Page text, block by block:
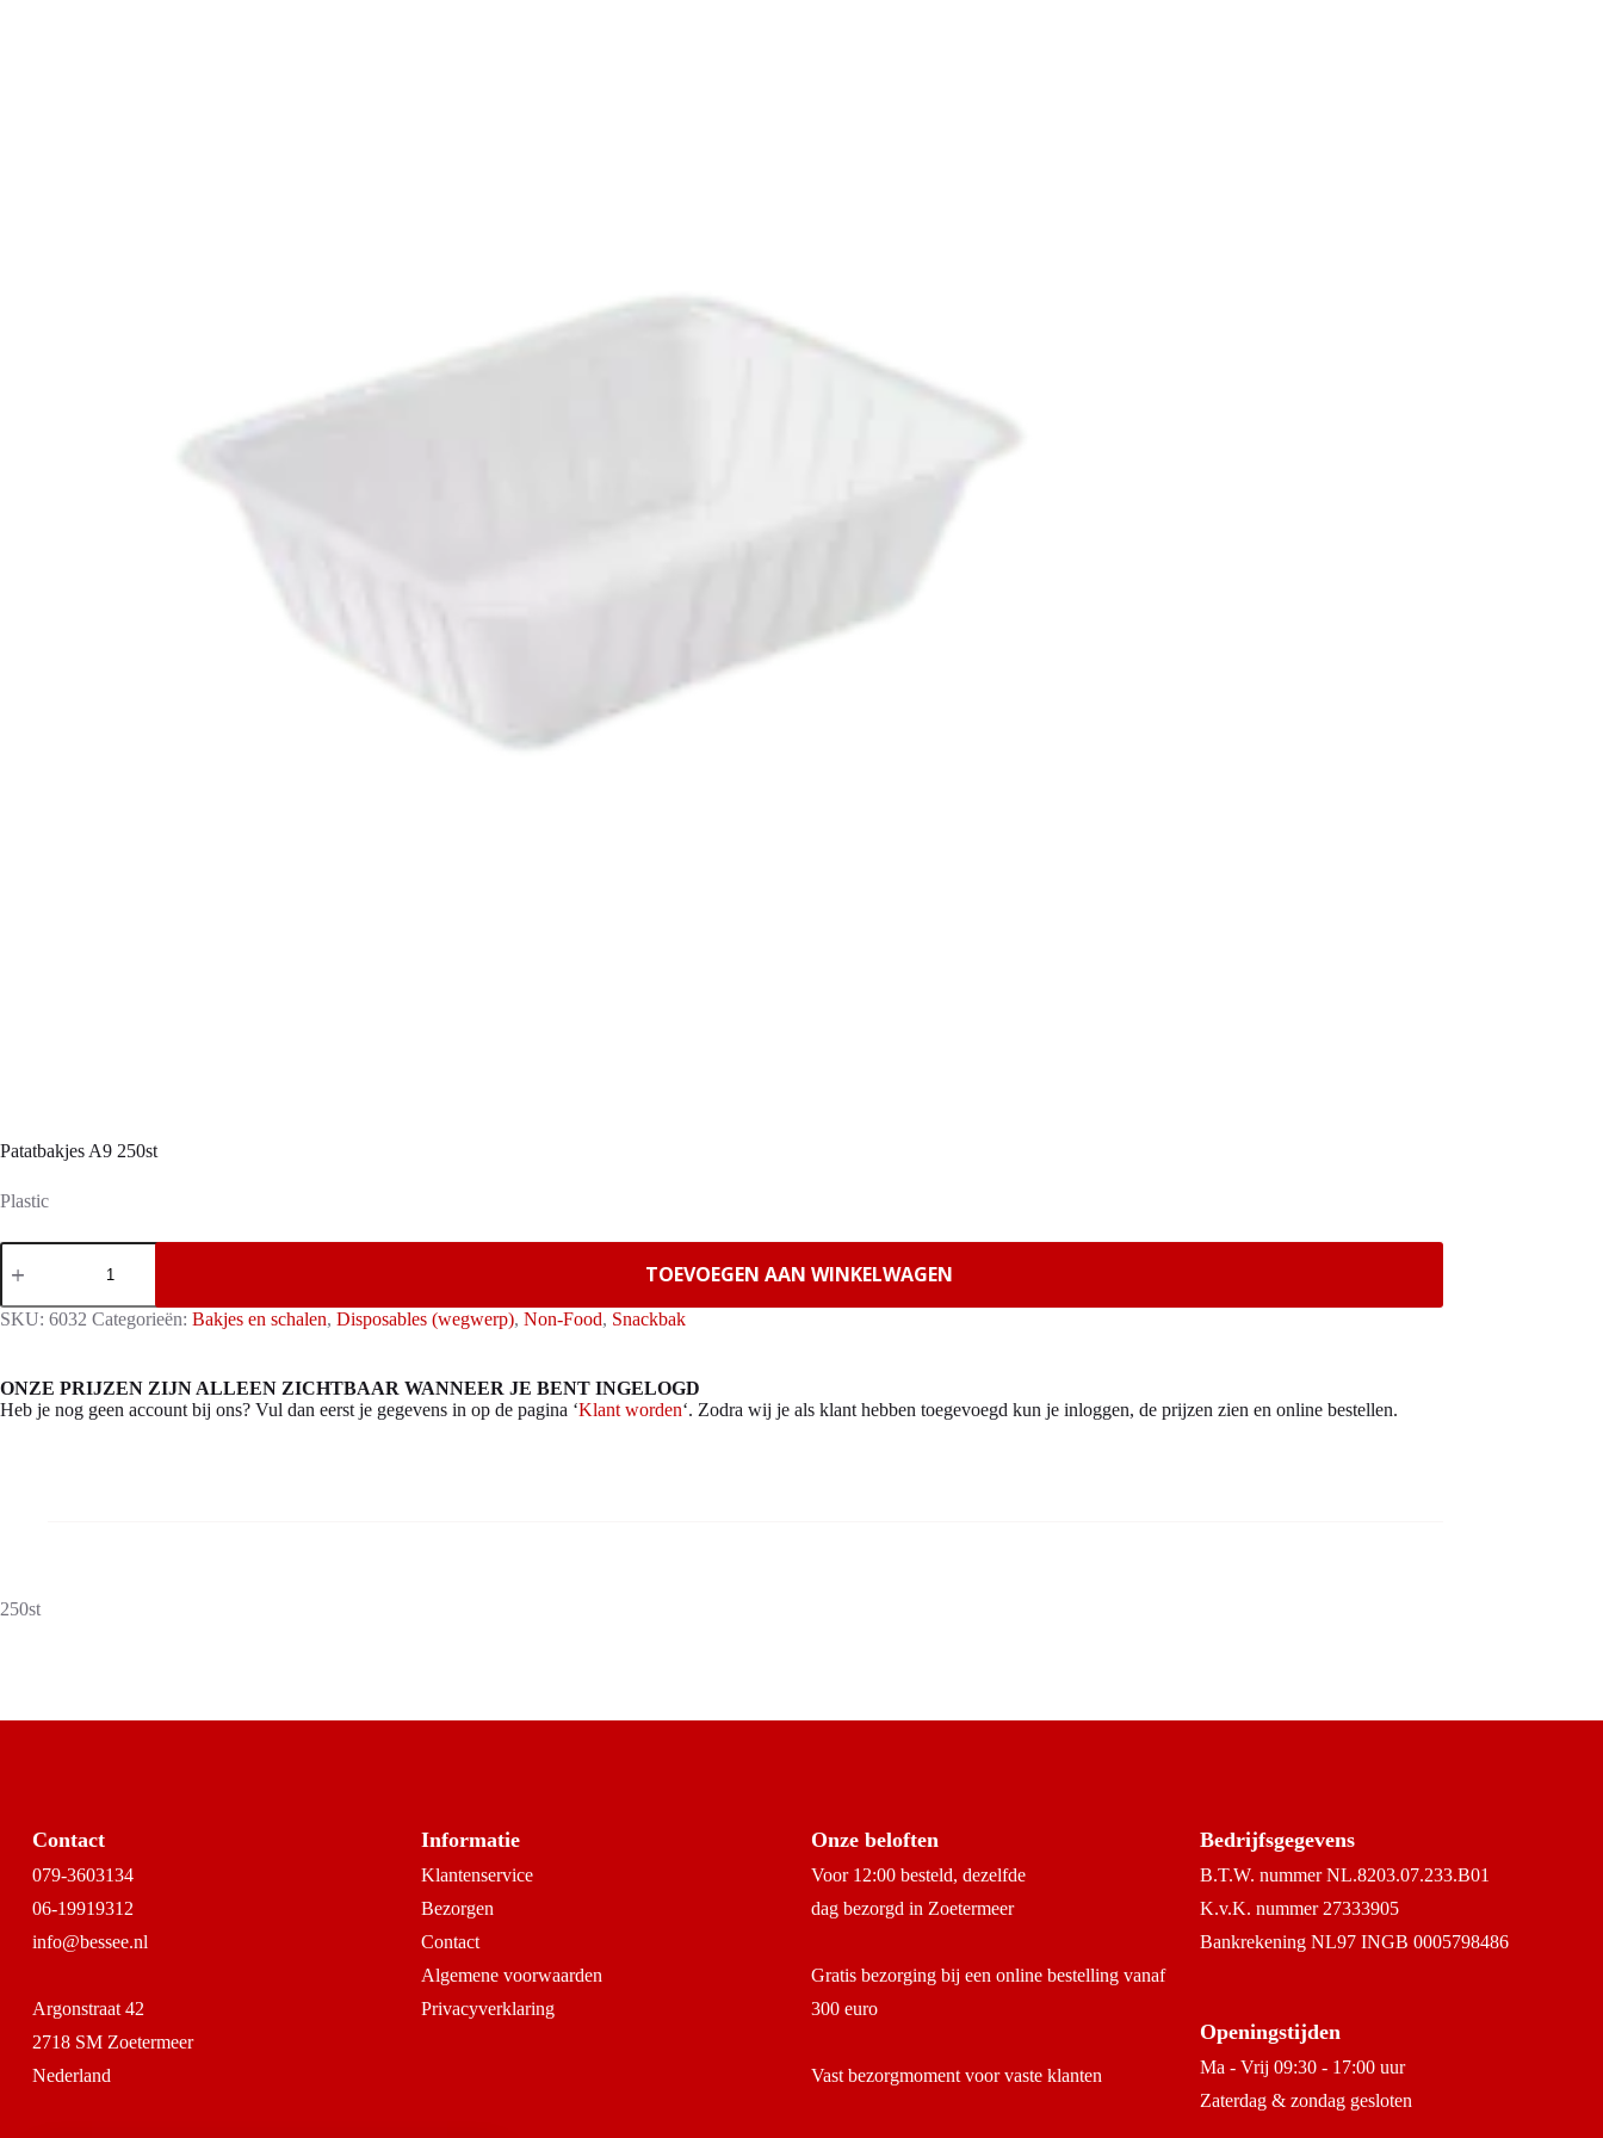
Patatbakjes A9 250st
Plastic
Patatbakjes
A9
aantal
TOEVOEGEN AAN WINKELWAGEN
SKU: 6032 Categorieën: Bakjes en schalen, Disposables (wegwerp), Non-Food, Snackbak
ONZE PRIJZEN ZIJN ALLEEN ZICHTBAAR WANNEER JE BENT INGELOGD
Heb je nog geen account bij ons? Vul dan eerst je gegevens in op de pagina ‘Klant worden‘. Zodra wij je als klant hebben toegevoegd kun je inloggen, de prijzen zien en online bestellen.
250st
Contact
079-3603134
06-19919312
info@bessee.nl
Argonstraat 42
2718 SM Zoetermeer
Nederland
Informatie
Klantenservice
Bezorgen
Contact
Algemene voorwaarden
Privacyverklaring
Onze beloften
Voor 12:00 besteld, dezelfde
dag bezorgd in Zoetermeer
Gratis bezorging bij een online bestelling vanaf
300 euro
Vast bezorgmoment voor vaste klanten
Bedrijfsgegevens
B.T.W. nummer NL.8203.07.233.B01
K.v.K. nummer 27333905
Bankrekening NL97 INGB 0005798486
Openingstijden
Ma - Vrij 09:30 - 17:00 uur
Zaterdag & zondag gesloten